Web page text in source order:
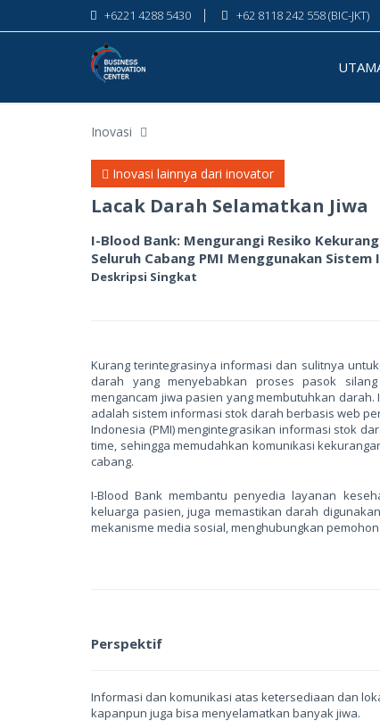
+6221 4288 5430 +62 8118 242 558 (BIC-JKT)
Inovasi
Inovasi lainnya dari inovator
Lacak Darah Selamatkan Jiwa
I-Blood Bank: Mengurangi Resiko
Seluruh Cabang PMI Menggunakan
Deskripsi Singkat
Kurang terintegrasinya informasi dan sulitnya
darah yang menyebabkan proses pasok
mengancam jiwa pasien yang membutuhkan darah.
adalah sistem informasi stok darah berbasis web
Indonesia (PMI) mengintegrasikan informasi stok
time, sehingga memudahkan komunikasi
cabang.
I-Blood Bank membantu penyedia layanan
keluarga pasien, juga memastikan darah
mekanisme media sosial, menghubungkan
Perspektif
Informasi dan komunikasi atas ketersediaan dan
kapanpun juga bisa menyelamatkan banyak jiwa.